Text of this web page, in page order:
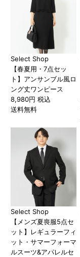
Select Shop
【春夏用・7点セッ
ト】アンサンブル風ロ
ング丈ワンピース
8,980円 税込
送料無料
Select Shop
【メンズ夏喪服5点セ
ット】レギュラーフィ
ット・サマーフォーマ
ルスーツ&アパレルセ